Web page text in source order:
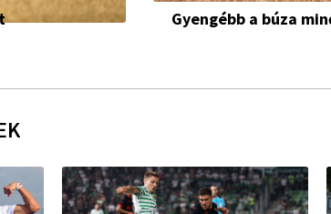
Gyengébb a búza